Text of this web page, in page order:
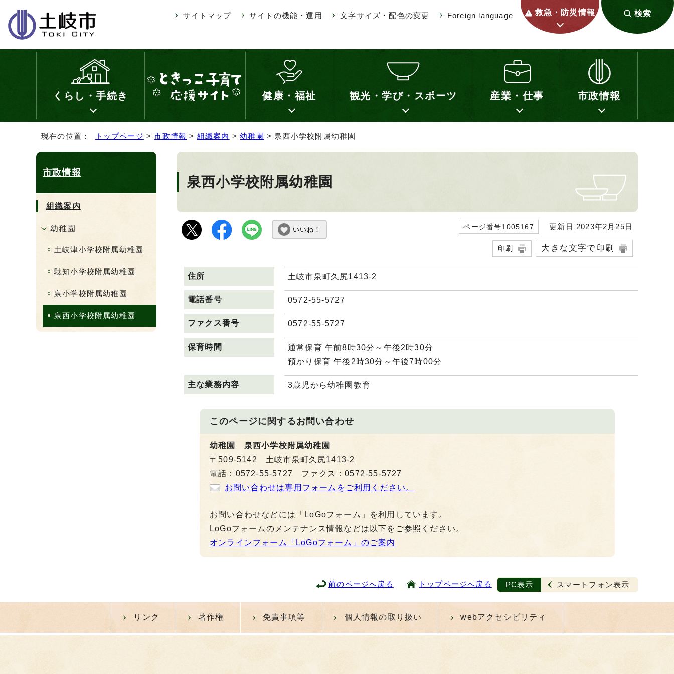
サイトマップ サイトの機能・運用 文字サイズ・配色の変更 Foreign language 救急・防災情報 検索
くらし・手続き 健康・福祉 観光・学び・スポーツ 産業・仕事 市政情報
現在の位置： トップページ >市政情報 > 組織案内 >幼稚園 > 泉西小学校附属幼稚園
泉西小学校附属幼稚園
いいね！ ページ番号1005167 更新日 2023年2月25日
印刷 大きな文字で印刷
住所 土岐市泉町久尻1413-2
電話番号 0572-55-5727
ファクス番号 0572-55-5727
保育時間
通常保育 午前8時30分～午後2時30分
預かり保育 午後2時30分～午後7時00分
主な業務内容 3歳児から幼稚園教育
このページに関するお問い合わせ
幼稚園 泉西小学校附属幼稚園
〒509-5142 土岐市泉町久尻1413-2
電話：0572-55-5727 ファクス：0572-55-5727
お問い合わせは専用フォームをご利用ください。
お問い合わせなどには「LoGoフォーム」を利用しています。
LoGoフォームのメンテナンス情報などは以下をご参照ください。
オンラインフォーム「LoGoフォーム」のご案内
市政情報
組織案内
幼稚園
土岐津小学校附属幼稚園
駄知小学校附属幼稚園
泉小学校附属幼稚園
泉西小学校附属幼稚園
前のページへ戻る トップページへ戻る PC表示 スマートフォン表示
リンク 著作権 免責事項等 個人情報の取り扱い webアクセシビリティ